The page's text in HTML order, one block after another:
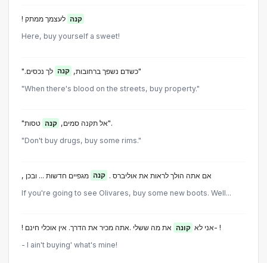
! קנה לעצמך ממתק
Here, buy yourself a sweet!
".כשדם נשפך ברחובות, קנה
לך נכסים"
"When there's blood on the streets, buy property."
"אל תקנה סמים, קנה
טסות".
"Don't buy drugs, buy some rims."
, אם אתה הולך לראות את אוליברס . קנה מגפיים חדשות ... ובכן
If you're going to see Olivares, buy some new boots. Well...
! אני לא קונה
את מה ששלי .אתה מכיר את הדרך. אין אוכלי חינם- !
- I ain't buying' what's mine!